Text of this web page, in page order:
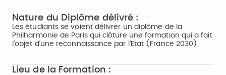
Nature du Diplôme délivré :
Les étudiants se voient délivrer un diplôme de la
Philharmonie de Paris qui clôture une formation qui a fait
l’objet d’une reconnaissance par l’Etat (France 2030).
Lieu de la Formation :